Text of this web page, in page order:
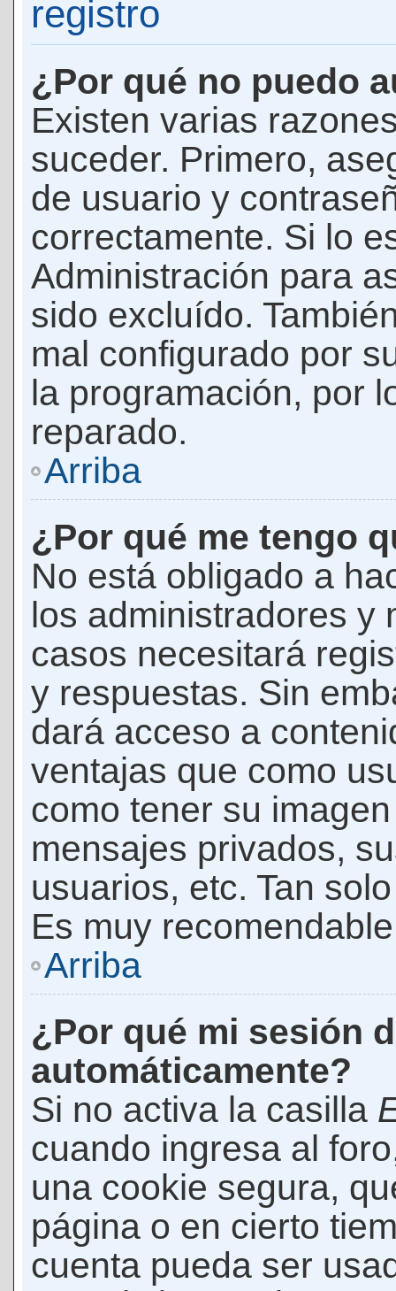
registro
¿Por qué no puedo
Existen varias
suceder. Primero,
de usuario y
correctamente. Si lo
Administración para
sido excluído.
mal configurado por
la programación, por
reparado.
Arriba
¿Por qué me tengo
No está obligado a
los administradores y
casos necesitará
y respuestas. Sin
dará acceso a
ventajas que como
como tener su
mensajes privados,
usuarios, etc. Tan
Es muy
Arriba
¿Por qué mi sesión
automáticamente?
Si no activa la casilla
cuando ingresa al
una cookie segura,
página o en cierto
cuenta pueda ser